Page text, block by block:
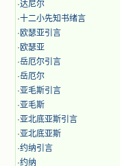
·达尼尔
·十二小先知书绪言
·欧瑟亚引言
·欧瑟亚
·岳厄尔引言
·岳厄尔
·亚毛斯引言
·亚毛斯
·亚北底亚斯引言
·亚北底亚斯
·约纳引言
·约纳